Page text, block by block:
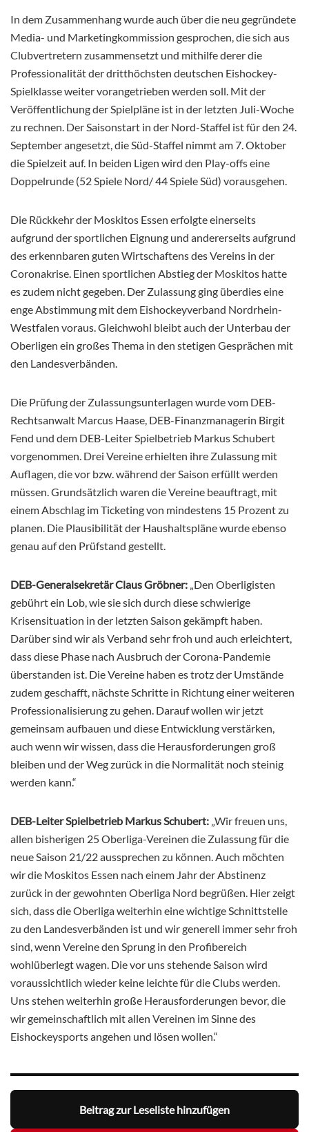
In dem Zusammenhang wurde auch über die neu gegründete
Media- und Marketingkommission gesprochen, die sich aus
Clubvertretern zusammensetzt und mithilfe derer die
Professionalität der dritthöchsten deutschen Eishockey-
Spielklasse weiter vorangetrieben werden soll. Mit der
Veröffentlichung der Spielpläne ist in der letzten Juli-Woche
zu rechnen. Der Saisonstart in der Nord-Staffel ist für den 24.
September angesetzt, die Süd-Staffel nimmt am 7. Oktober
die Spielzeit auf. In beiden Ligen wird den Play-offs eine
Doppelrunde (52 Spiele Nord/ 44 Spiele Süd) vorausgehen.
Die Rückkehr der Moskitos Essen erfolgte einerseits
aufgrund der sportlichen Eignung und andererseits aufgrund
des erkennbaren guten Wirtschaftens des Vereins in der
Coronakrise. Einen sportlichen Abstieg der Moskitos hatte
es zudem nicht gegeben. Der Zulassung ging überdies eine
enge Abstimmung mit dem Eishockeyverband Nordrhein-
Westfalen voraus. Gleichwohl bleibt auch der Unterbau der
Oberligen ein großes Thema in den stetigen Gesprächen mit
den Landesverbänden.
Die Prüfung der Zulassungsunterlagen wurde vom DEB-
Rechtsanwalt Marcus Haase, DEB-Finanzmanagerin Birgit
Fend und dem DEB-Leiter Spielbetrieb Markus Schubert
vorgenommen. Drei Vereine erhielten ihre Zulassung mit
Auflagen, die vor bzw. während der Saison erfüllt werden
müssen. Grundsätzlich waren die Vereine beauftragt, mit
einem Abschlag im Ticketing von mindestens 15 Prozent zu
planen. Die Plausibilität der Haushaltspläne wurde ebenso
genau auf den Prüfstand gestellt.
DEB-Generalsekretär Claus Gröbner: „Den Oberligisten
gebührt ein Lob, wie sie sich durch diese schwierige
Krisensituation in der letzten Saison gekämpft haben.
Darüber sind wir als Verband sehr froh und auch erleichtert,
dass diese Phase nach Ausbruch der Corona-Pandemie
überstanden ist. Die Vereine haben es trotz der Umstände
zudem geschafft, nächste Schritte in Richtung einer weiteren
Professionalisierung zu gehen. Darauf wollen wir jetzt
gemeinsam aufbauen und diese Entwicklung verstärken,
auch wenn wir wissen, dass die Herausforderungen groß
bleiben und der Weg zurück in die Normalität noch steinig
werden kann.“
DEB-Leiter Spielbetrieb Markus Schubert: „Wir freuen uns,
allen bisherigen 25 Oberliga-Vereinen die Zulassung für die
neue Saison 21/22 aussprechen zu können. Auch möchten
wir die Moskitos Essen nach einem Jahr der Abstinenz
zurück in der gewohnten Oberliga Nord begrüßen. Hier zeigt
sich, dass die Oberliga weiterhin eine wichtige Schnittstelle
zu den Landesverbänden ist und wir generell immer sehr froh
sind, wenn Vereine den Sprung in den Profibereich
wohlüberlegt wagen. Die vor uns stehende Saison wird
voraussichtlich wieder keine leichte für die Clubs werden.
Uns stehen weiterhin große Herausforderungen bevor, die
wir gemeinschaftlich mit allen Vereinen im Sinne des
Eishockeysports angehen und lösen wollen.“
Beitrag zur Leseliste hinzufügen